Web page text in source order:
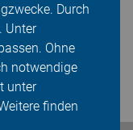
Durch
Unter
Ohne
notwendige
unter
finden